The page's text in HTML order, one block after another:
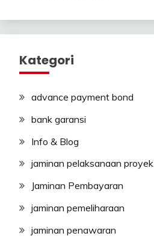
Kategori
advance payment bond
bank garansi
Info & Blog
jaminan pelaksanaan proyek
Jaminan Pembayaran
jaminan pemeliharaan
jaminan penawaran